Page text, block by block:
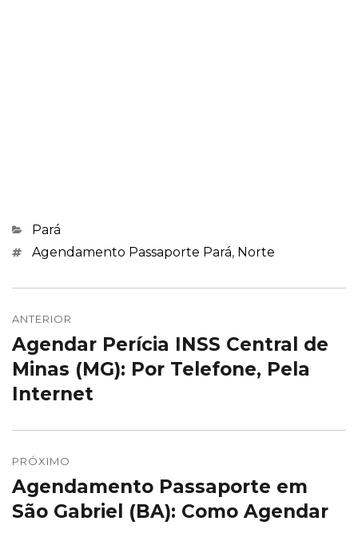
Categorias
Pará
Marcações
Agendamento Passaporte Pará, Norte
de
Post
ANTERIOR
Post
anterior:
Agendar Perícia INSS Central de
Minas (MG): Por Telefone, Pela
Internet
PRÓXIMO
Próximo
post:
Agendamento Passaporte em
São Gabriel (BA): Como Agendar